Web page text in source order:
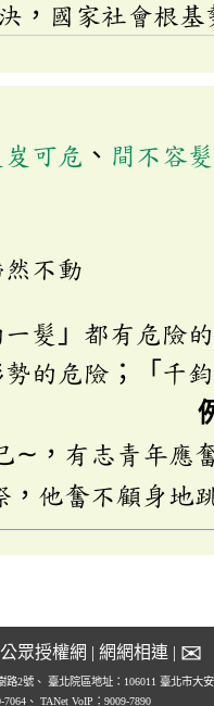
，國家社會根基
岌可危 、 間不容髮
然不動
髮」都有危險
勢的危險；「千
∼，有志青年應
，他奮不顧身地
眾授權網 | 網網相連 | ✉
路2號、 臺北院區地址：106011 臺北市大
、 TANet VoIP：9009-7890